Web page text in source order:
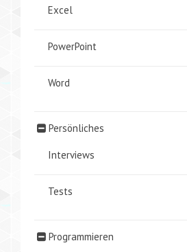
Excel
PowerPoint
Word
Persönliches
Interviews
Tests
Programmieren